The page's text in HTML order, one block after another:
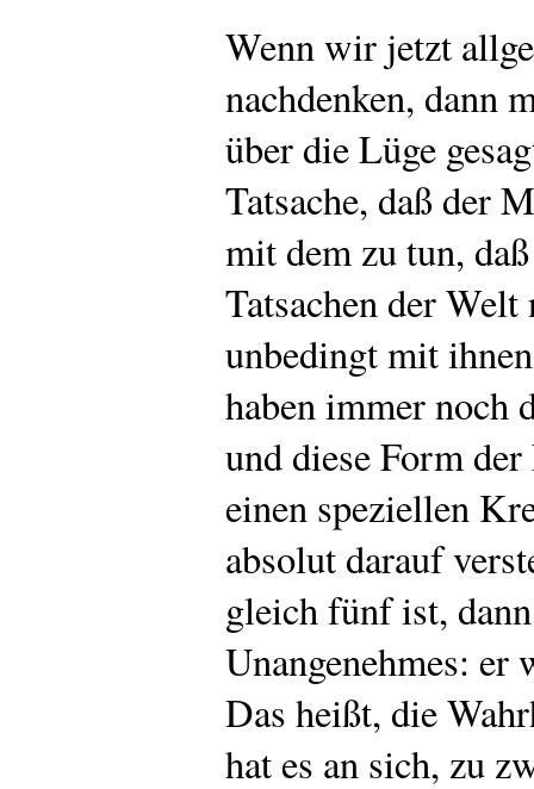
Wenn wir jetzt
nachdenken, dann
über die Lüge
Tatsache, daß der
mit dem zu tun,
Tatsachen der
unbedingt mit
haben immer noch
und diese Form
einen speziellen
absolut darauf
gleich fünf ist,
Unangenehmes:
Das heißt, die
hat es an sich, zu